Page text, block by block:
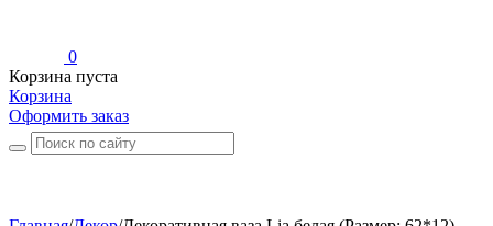
0
Корзина пуста
Корзина
Оформить заказ